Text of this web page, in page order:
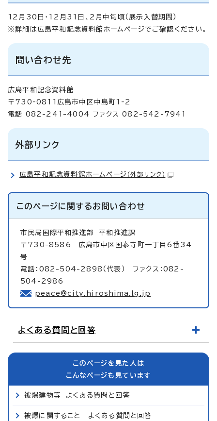
12月30日・12月31日、2月中旬頃（展示入替期間）
※詳細は広島平和記念資料館ホームページでご確認ください。
問い合わせ先
広島平和記念資料館
〒730‐0811広島市中区中島町1‐2
電話 082-241-4004 ファクス 082-542-7941
外部リンク
広島平和記念資料館ホームページ （外部リンク）
このページに関するお問い合わせ
市民局国際平和推進部平和推進課
〒730-8586 広島市中区国泰寺町一丁目6番34
号
電話：082-504-2898（代表） ファクス：082-
504-2986
peace@city.hiroshima.lg.jp
よくある質問と回答
このページを見た人は
こんなページも見ています
被爆建物等 よくある質問と回答
被爆に関すること よくある質問と回答